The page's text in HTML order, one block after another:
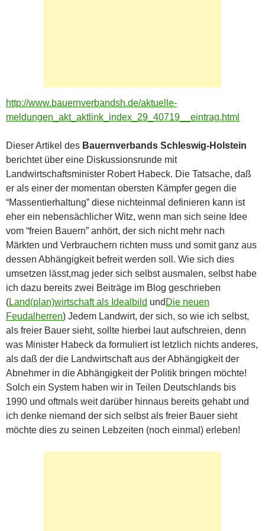
http://www.bauernverbandsh.de/aktuelle-
meldungen_akt_aktlink_index_29_40719__eintrag.html
Dieser Artikel des Bauernverbands Schleswig-Holstein
berichtet über eine Diskussionsrunde mit
Landwirtschaftsminister Robert Habeck. Die Tatsache, daß
er als einer der momentan obersten Kämpfer gegen die
“Massentierhaltung” diese nichteinmal definieren kann ist
eher ein nebensächlicher Witz, wenn man sich seine Idee
vom “freien Bauern” anhört, der sich nicht mehr nach
Märkten und Verbrauchern richten muss und somit ganz aus
dessen Abhängigkeit befreit werden soll. Wie sich dies
umsetzen lässt,mag jeder sich selbst ausmalen, selbst habe
ich dazu bereits zwei Beiträge im Blog geschrieben
(Land(plan)wirtschaft als Idealbild und Die neuen
Feudalherren) Jedem Landwirt, der sich, so wie ich selbst,
als freier Bauer sieht, sollte hierbei laut aufschreien, denn
was Minister Habeck da formuliert ist letzlich nichts anderes,
als daß der die Landwirtschaft aus der Abhängigkeit der
Abnehmer in die Abhängigkeit der Politik bringen möchte!
Solch ein System haben wir in Teilen Deutschlands bis
1990 und oftmals weit darüber hinnaus bereits gehabt und
ich denke niemand der sich selbst als freier Bauer sieht
möchte dies zu seinen Lebzeiten (noch einmal) erleben!